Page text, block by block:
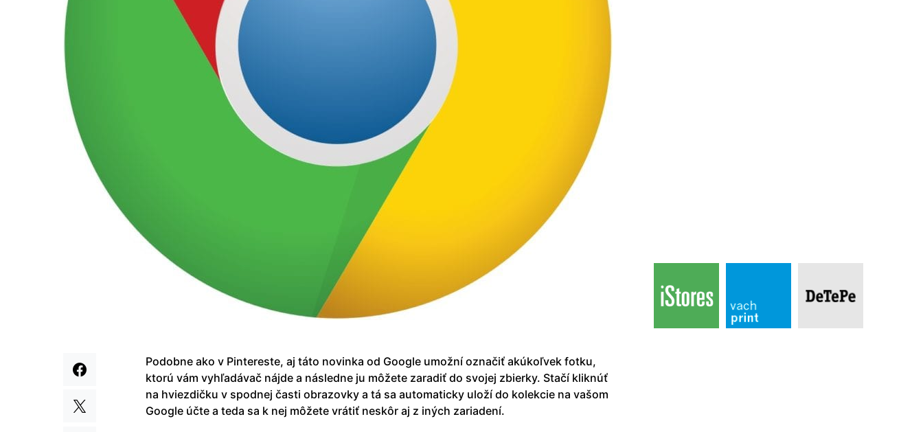
Podobne ako v Pintereste, aj táto novinka od Google umožní označiť akúkoľvek fotku,
ktorú vám vyhľadávač nájde a následne ju môžete zaradiť do svojej zbierky. Stačí kliknúť
na hviezdičku v spodnej časti obrazovky a tá sa automaticky uloží do kolekcie na vašom
Google účte a teda sa k nej môžete vrátiť neskôr aj z iných zariadení.